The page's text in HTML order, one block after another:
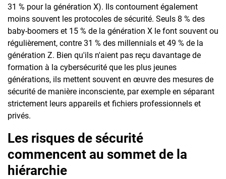
31 % pour la génération X). Ils contournent également
moins souvent les protocoles de sécurité. Seuls 8 % des
baby-boomers et 15 % de la génération X le font souvent ou
régulièrement, contre 31 % des millennials et 49 % de la
génération Z. Bien qu'ils n'aient pas reçu davantage de
formation à la cybersécurité que les plus jeunes
générations, ils mettent souvent en œuvre des mesures de
sécurité de manière inconsciente, par exemple en séparant
strictement leurs appareils et fichiers professionnels et
privés.
Les risques de sécurité
commencent au sommet de la
hiérarchie